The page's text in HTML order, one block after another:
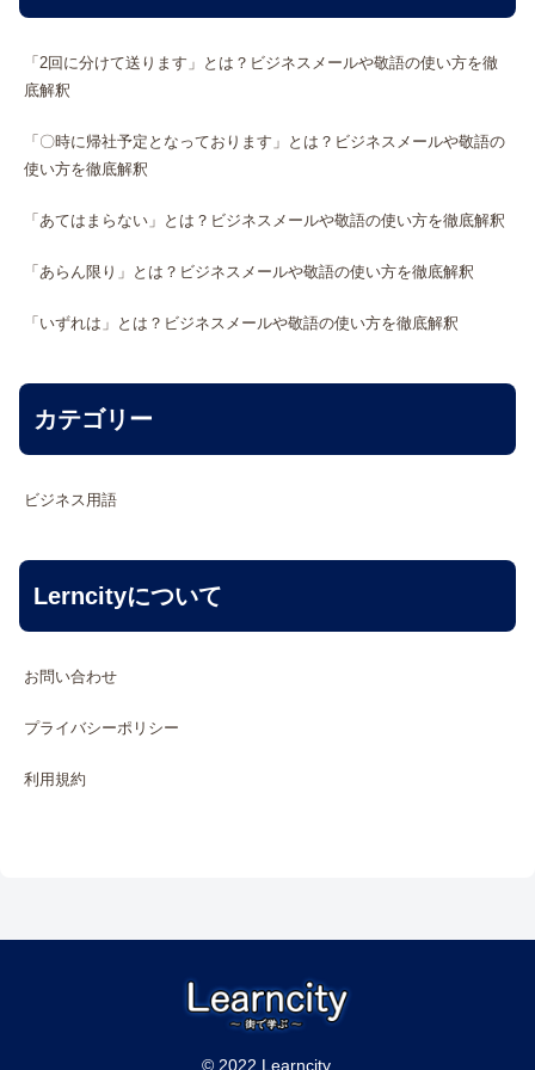
「2回に分けて送ります」とは？ビジネスメールや敬語の使い方を徹
底解釈
「〇時に帰社予定となっております」とは？ビジネスメールや敬語の
使い方を徹底解釈
「あてはまらない」とは？ビジネスメールや敬語の使い方を徹底解釈
「あらん限り」とは？ビジネスメールや敬語の使い方を徹底解釈
「いずれは」とは？ビジネスメールや敬語の使い方を徹底解釈
カテゴリー
ビジネス用語
Lerncityについて
お問い合わせ
プライバシーポリシー
利用規約
© 2022 Learncity.